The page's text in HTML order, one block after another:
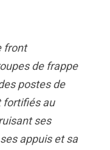
front
de frappe
postes de
fortifiés au
ses
appuis et sa